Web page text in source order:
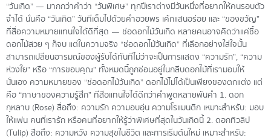
“วันเกิด” — มากกว่าคำว่า “วันพิเศษ” ทุกปีเราต่างมีวันหนึ่งที่อยากให้คนรอบตัว
จำได้ นั่นคือ “วันเกิด” วันที่เต็มไปด้วยคำอวยพร เค้กแสนอร่อย และ “ของขวัญ”
ที่สื่อความหมายแทนใจได้ดีที่สุด — ช่อดอกไม้วันเกิด หลายคนอาจคิดว่าแค่ซื้อ
ดอกไม้สวย ๆ ก็จบ แต่ในความจริง “ช่อดอกไม้วันเกิด” ที่เลือกอย่างใส่ใจนั้น
สามารถเปลี่ยนอารมณ์ของผู้รับได้ทันทีไม่ว่าจะเป็นการแสดง “ความรัก”, “ความ
ห่วงใย” หรือ “การขอบคุณ” ทั้งหมดนี้ถูกซ่อนอยู่ในกลีบดอกไม้ที่เรามอบให้
นั่นเอง ความหมายของ “ช่อดอกไม้วันเกิด” ดอกไม้ไม่ได้เป็นเพียงของตกแต่ง แต่
คือ “ภาษาของความรู้สึก” ที่สื่อแทนใจได้ดีกว่าคำพูดหลายพันคำ 1. ดอก
กุหลาบ (Rose) สื่อถึง: ความรัก ความอบอุ่น ความโรแมนติก เหมาะสำหรับ: มอบ
ให้แฟน คนที่เรารัก หรือคนที่อยากให้รู้ว่าพิเศษที่สุดในวันเกิดนี้ 2. ดอกทิวลิป
(Tulip) สื่อถึง: ความหวัง ความสุขในชีวิต และการเริ่มต้นใหม่ เหมาะสำหรับ: